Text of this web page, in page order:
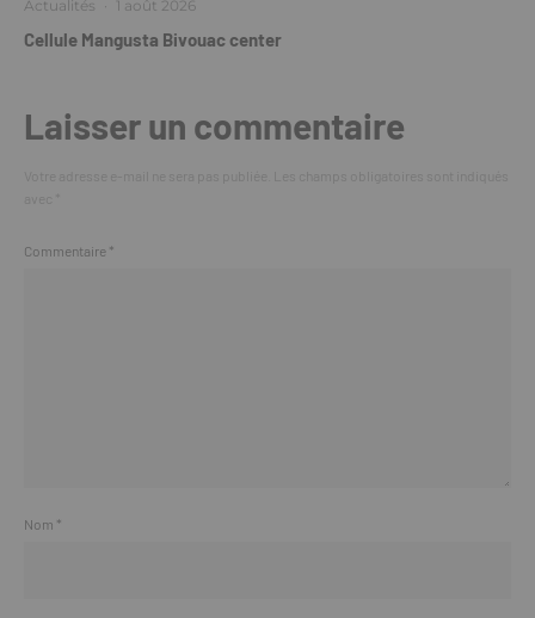
Actualités · 1 août 2026
Cellule Mangusta Bivouac center
Laisser un commentaire
Commentaire *
Nom *